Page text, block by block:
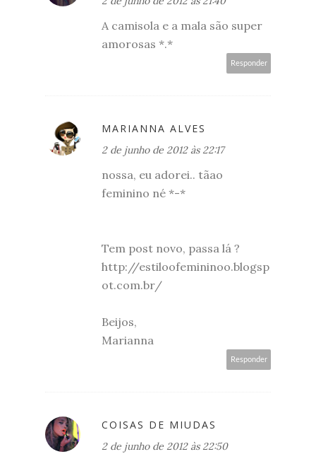
A camisola e a mala são super
amorosas *.*
Responder
MARIANNA ALVES
2 de junho de 2012 às 22:17
nossa, eu adorei.. tãao
feminino né *-*
Tem post novo, passa lá ?
http://estiloofemininoo.blogsp
ot.com.br/
Beijos,
Marianna
Responder
COISAS DE MIUDAS
2 de junho de 2012 às 22:50